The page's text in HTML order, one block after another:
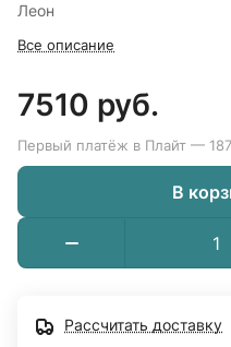
Леон
Все описание
7510 руб.
Первый платёж в Плайт —
В
Рассчитать доставку